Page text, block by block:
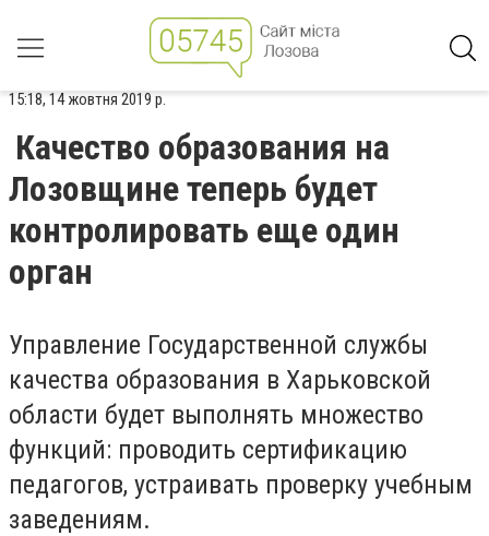
15:18, 14 жовтня 2019 р.
Качество образования на
Лозовщине теперь будет
контролировать еще один
орган
Управление Государственной службы
качества образования в Харьковской
области будет выполнять множество
функций: проводить сертификацию
педагогов, устраивать проверку учебным
заведениям.